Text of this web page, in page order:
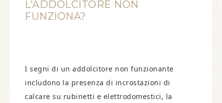
L’ADDOLCITORE NON
FUNZIONA?
I segni di un addolcitore non funzionante
includono la presenza di incrostazioni di
calcare su rubinetti e elettrodomestici, la